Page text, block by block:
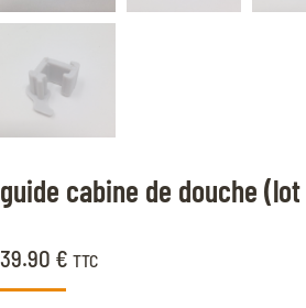
guide cabine de douche
39.90 € TTC